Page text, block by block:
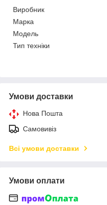
Виробник
Марка
Модель
Тип техніки
Умови доставки
Нова Пошта
Самовивіз
Всі умови доставки
Умови оплати